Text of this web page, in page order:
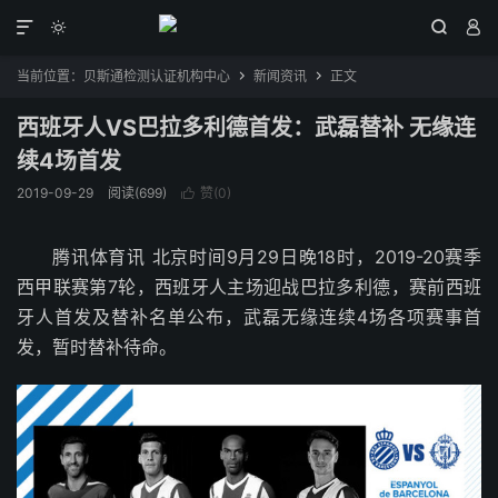
  

当前位置： 贝斯通检测认证机构中心  新闻资讯  正文
西班牙人VS巴拉多利德首发：武磊替补 无缘连
续4场首发
2019-09-29 阅读(699)  赞(0)
腾讯体育讯 北京时间9月29日晚18时，2019-20赛季
西甲联赛第7轮，西班牙人主场迎战巴拉多利德，赛前西班
牙人首发及替补名单公布，武磊无缘连续4场各项赛事首
发，暂时替补待命。